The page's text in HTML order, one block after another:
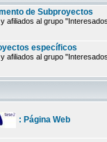
de Subproyectos
afiliados al grupo
específicos
afiliados al grupo
: Página Web